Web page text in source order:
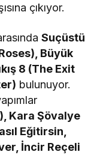
çıkıyor.
Suçüstü
Büyük
8 (The Exit
bulunuyor.
Kara Şövalye
Eğitirsin,
İncir Reçeli